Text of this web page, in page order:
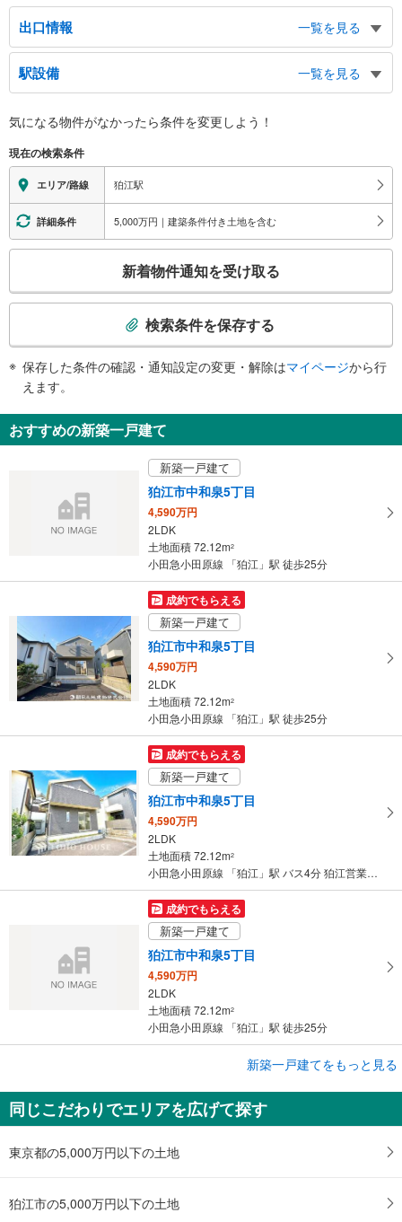
出口情報
一覧を見る
北口
元和泉１丁目、和泉本町１～４丁目、中和泉１～５丁目、岩戸北１～２丁目、
狛江市役所、狛江消防署、狛江郵便局本局、狛江市市民ホール、タクシーのり
ば、バスのりば
南口
東和泉１～２丁目、岩戸北３丁目、狛江駅前郵便局、バスのりば
駅設備
一覧を見る
※段差なしでの移動経路
地上⇔改札⇔ホーム：○
エレベータ
・各ホーム⇔改札
エスカレータ
・各ホーム⇔改札
・改札内
・改札⇔南口
気になる物件がなかったら条件を変更しよう！
現在の検索条件
エリア/路線 狛江駅
詳細条件 5,000万円｜建築条件付き土地を含む
検
知
を
マ
イ
ー
ジ
保
す
新着物件通知を受け取る
検索条件を保存する
保存した条件の確認・通知設定の変更・解除はマイページから行
えます。
おすすめの新築一戸建て
新築一戸建て
狛江市中和泉5丁目
4,590万円
2LDK
土地面積 72.12m2
小田急小田原線 「狛江」駅 徒歩25分
成約でもらえる
新築一戸建て
狛江市中和泉5丁目
4,590万円
2LDK
土地面積 72.12m2
小田急小田原線 「狛江」駅 徒歩25分
成約でもらえる
新築一戸建て
狛江市中和泉5丁目
4,590万円
2LDK
土地面積 72.12m2
小田急小田原線 「狛江」駅 バス4分 狛江営業所 バス停下車 徒歩4分
成約でもらえる
新築一戸建て
狛江市中和泉5丁目
4,590万円
2LDK
土地面積 72.12m2
小田急小田原線 「狛江」駅 徒歩25分
狛江市中和泉5丁目
4,590万円
2LDK
土地面積 72.12m
新築一戸建てをもっと見る
同じこだわりでエリアを広げて探す
東京都の5,000万円以下の土地
狛江市の5,000万円以下の土地